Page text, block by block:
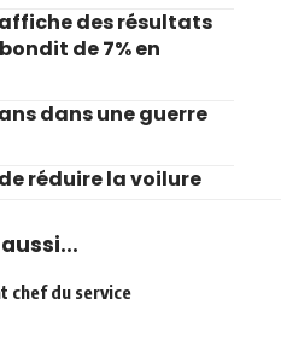
des résultats
de 7% en
dans une guerre
réduire la voilure
chef du service